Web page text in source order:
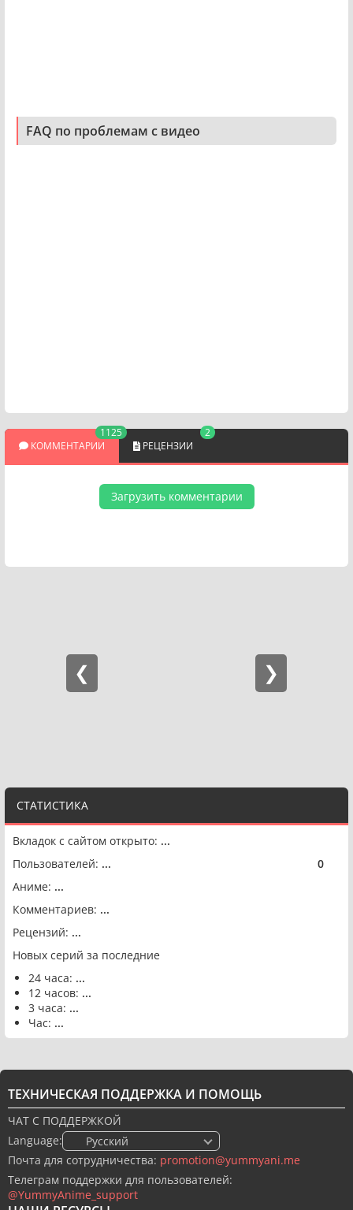
СТАТИСТИКА
Вкладок с сайтом открыто: ...
Пользователей: ... 0
Аниме: ...
Комментариев: ...
Рецензий: ...
Новых серий за последние
24 часа: ...
12 часов: ...
3 часа: ...
Час: ...
FAQ по проблемам с видео
КОММЕНТАРИИ
1125
РЕЦЕНЗИИ
2
Загрузить комментарии
ТЕХНИЧЕСКАЯ ПОДДЕРЖКА И ПОМОЩЬ
ЧАТ С ПОДДЕРЖКОЙ
Language:
🇷🇺 Русский
Почта для сотрудничества: promotion@yummyani.me
Телеграм поддержки для пользователей:
@YummyAnime_support